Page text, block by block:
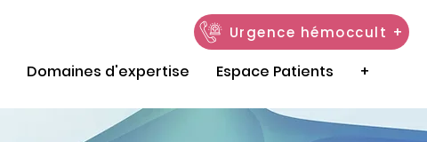
Urgence hémoccult +
Domaines d'expertise Espace Patients +